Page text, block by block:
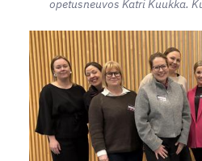
opetusneuvos Katri Kuukka.